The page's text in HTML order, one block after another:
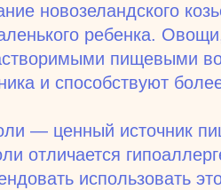
новозеландского
ребенка.
пищевыми
и способствуют
— ценный источник
отличается
использовать